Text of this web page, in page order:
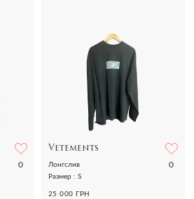
0
Vetements
0
Лонгслив
Размер : S
25 000 ГРН